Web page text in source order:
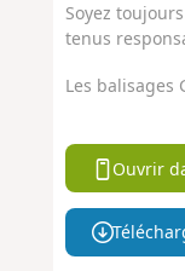
Soyez
tenus
Les balisages
Ouvrir